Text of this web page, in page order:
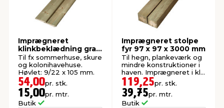
Imprægneret
klinkbeklædning gran
25 x 125 x 3600 mm
Til fx sommerhuse, skure
og kolonihavehuse.
Høvlet: 9/22 x 105 mm.
54,00pr. stk.
15,00pr. mtr.
Butik
Imprægneret stolpe
fyr 97 x 97 x 3000 mm
Til hegn, plankeværk og
mindre konstruktioner i
haven. Imprægneret i kl.
NTR A.
119,25pr. stk.
39,75pr. mtr.
Butik